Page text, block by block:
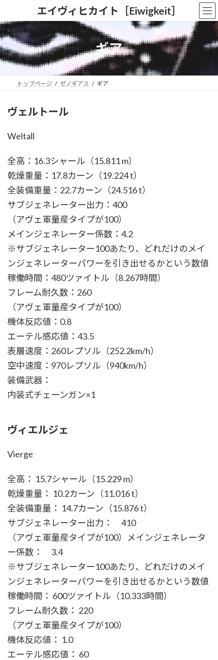
テ
ン
ツ
へ
ス
ゲ
ー
シ
ョ
ン
エイヴィヒカイト［Eiwigkeit］
ギア
トップページ ゼノギアス ギア
ヴェルトール
Weltall
全高：16.3シャール（15.811 m）
乾燥重量：17.8カーン（19.224 t）
全装備重量：22.7カーン（24.516 t）
サブジェネレーター出力：400
（アヴェ軍量産タイプが100）
メインジェネレーター係数：4.2
※サブジェネレーター100あたり、どれだけのメイ
ンジェネレーターパワーを引き出せるかという数値
稼働時間：480ツァイトル（8.267時間）
フレーム耐久数：260
（アヴェ軍量産タイプが100）
機体反応値：0.8
エーテル感応値：43.5
表層速度：260レプソル（252.2km/h）
空中速度：970レプソル（940km/h）
装備武器：
内装式チェーンガン×1
ヴィエルジェ
Vierge
全高： 15.7シャール（15.229 m）
乾燥重量： 10.2カーン（11.016 t）
全装備重量： 14.7カーン（15.876 t）
サブジェネレーター出力： 410
（アヴェ軍量産タイプが100）メインジェネレータ
ー係数： 3.4
※サブジェネレーター100あたり、どれだけのメイ
ンジェネレーターパワーを引き出せるかという数値
稼働時間： 600ツァイトル（10.333時間）
フレーム耐久数： 220
（アヴェ軍量産タイプが100）
機体反応値： 1.0
エーテル感応値： 60